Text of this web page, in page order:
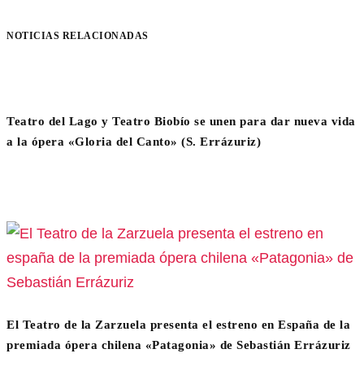
NOTICIAS RELACIONADAS
Teatro del Lago y Teatro Biobío se unen para dar nueva vida
a la ópera «Gloria del Canto» (S. Errázuriz)
El Teatro de la Zarzuela presenta el estreno en España de la
premiada ópera chilena «Patagonia» de Sebastián Errázuriz